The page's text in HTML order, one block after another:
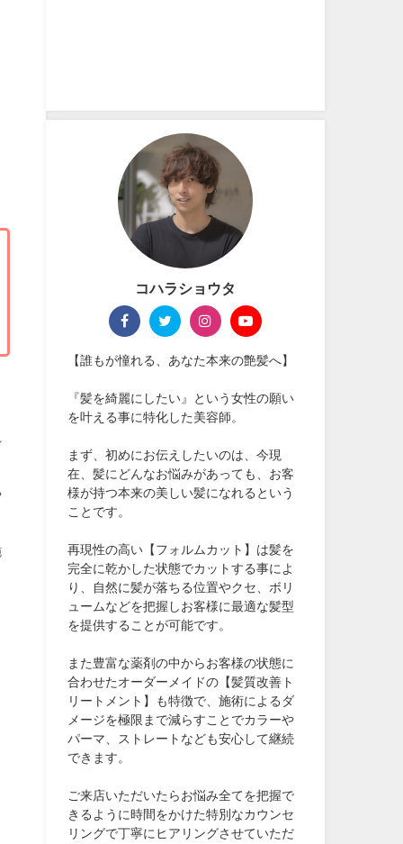
コハラショウタ
【誰もが憧れる、あなた本来の艶髪へ】
『髪を綺麗にしたい』という女性の願い
を叶える事に特化した美容師。
まず、初めにお伝えしたいのは、今現
在、髪にどんなお悩みがあっても、お客
様が持つ本来の美しい髪になれるという
ことです。
再現性の高い【フォルムカット】は髪を
完全に乾かした状態でカットする事によ
り、自然に髪が落ちる位置やクセ、ボリ
ュームなどを把握しお客様に最適な髪型
を提供することが可能です。
また豊富な薬剤の中からお客様の状態に
合わせたオーダーメイドの【髪質改善ト
リートメント】も特徴で、施術によるダ
メージを極限まで減らすことでカラーや
パーマ、ストレートなども安心して継続
できます。
ご来店いただいたらお悩み全てを把握で
きるように時間をかけた特別なカウンセ
リングで丁寧にヒアリングさせていただ